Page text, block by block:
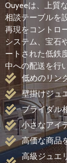
Ouyeeは、上質
相談テーブルを
再現をコントロ
システム、宝石
ートされた低鉄
中への配送を行
低めのリン
壁掛けジュ
ブライダル
小さなアイ
高価な商品
高級ジュエ